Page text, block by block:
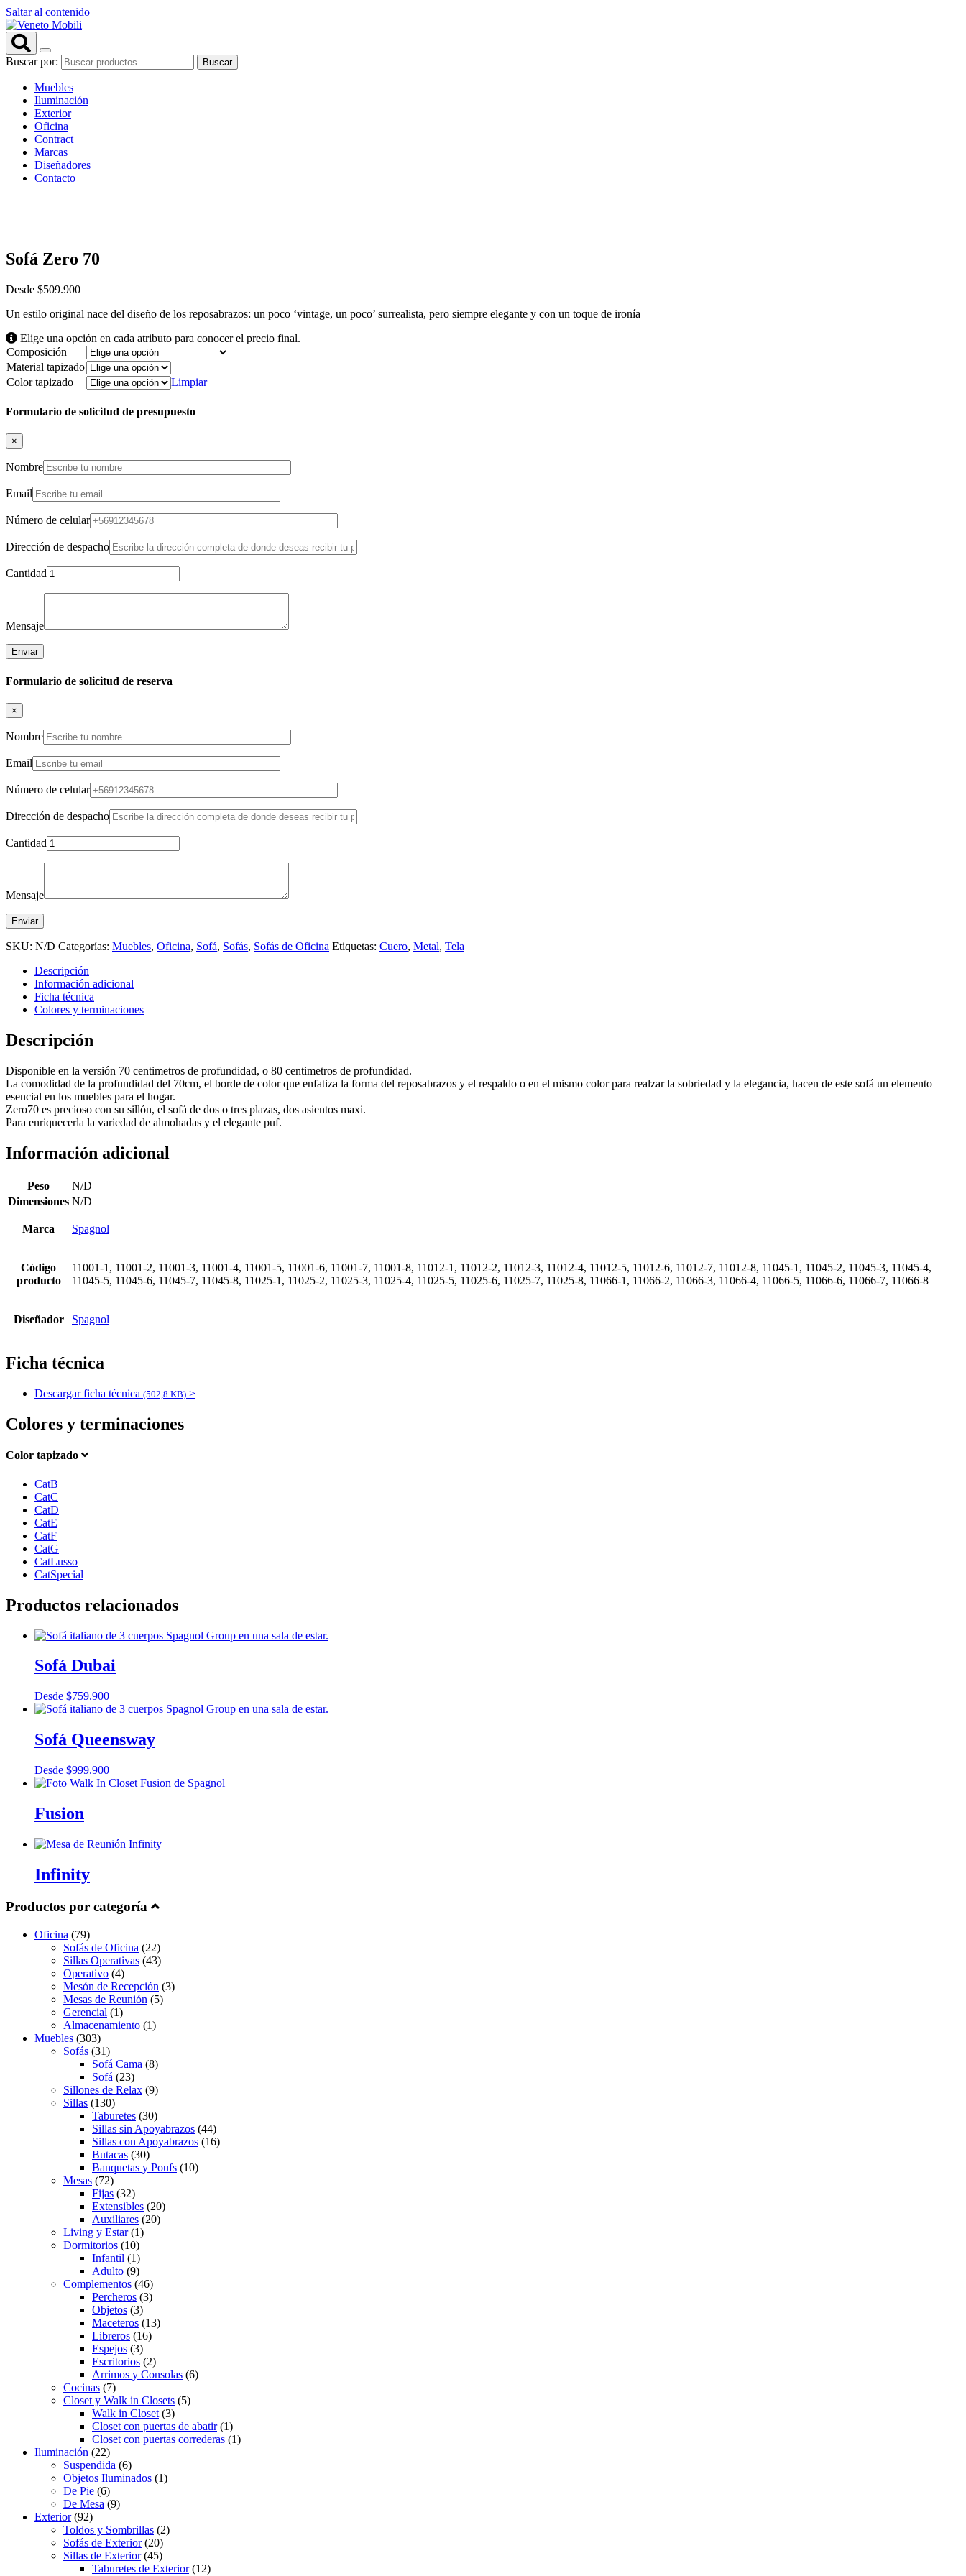
Saltar al contenido
Buscar por: Buscar
Muebles
Iluminación
Exterior
Oficina
Contract
Marcas
Diseñadores
Contacto
Sofá Zero 70
Desde $509.900
Un estilo original nace del diseño de los reposabrazos: un poco ‘vintage, un poco’ surrealista, pero siempre elegante y con un toque de ironía
Elige una opción en cada atributo para conocer el precio final.
Composición
Material tapizado
Color tapizado
Limpiar
Formulario de solicitud de presupuesto
×
Nombre
Email
Número de celular
Dirección de despacho
Cantidad
Mensaje
Formulario de solicitud de reserva
×
Nombre
Email
Número de celular
Dirección de despacho
Cantidad
Mensaje
SKU: N/D Categorías: Muebles, Oficina, Sofá, Sofás, Sofás de Oficina Etiquetas: Cuero, Metal, Tela
Descripción
Información adicional
Ficha técnica
Colores y terminaciones
Descripción
Disponible en la versión 70 centimetros de profundidad, o 80 centimetros de profundidad.
La comodidad de la profundidad del 70cm, el borde de color que enfatiza la forma del reposabrazos y el respaldo o en el mismo color para realzar la sobriedad y la elegancia, hacen de este sofá un elemento
esencial en los muebles para el hogar.
Zero70 es precioso con su sillón, el sofá de dos o tres plazas, dos asientos maxi.
Para enriquecerla la variedad de almohadas y el elegante puf.
Información adicional
Peso
N/D
Dimensiones N/D
Marca Spagnol
Código
producto
11001-1, 11001-2, 11001-3, 11001-4, 11001-5, 11001-6, 11001-7, 11001-8, 11012-1, 11012-2, 11012-3, 11012-4, 11012-5, 11012-6, 11012-7, 11012-8, 11045-1, 11045-2, 11045-3, 11045-4,
11045-5, 11045-6, 11045-7, 11045-8, 11025-1, 11025-2, 11025-3, 11025-4, 11025-5, 11025-6, 11025-7, 11025-8, 11066-1, 11066-2, 11066-3, 11066-4, 11066-5, 11066-6, 11066-7, 11066-8
Diseñador Spagnol
Ficha técnica
Descargar ficha técnica (502,8 KB) >
Colores y terminaciones
Color tapizado
CatB
CatC
CatD
CatE
CatF
CatG
CatLusso
CatSpecial
Productos relacionados
Sofá Dubai
Desde $759.900
Sofá Queensway
Desde $999.900
Fusion
Infinity
Productos por categoría
Oficina (79)
Sofás de Oficina (22)
Sillas Operativas (43)
Operativo (4)
Mesón de Recepción (3)
Mesas de Reunión (5)
Gerencial (1)
Almacenamiento (1)
Muebles (303)
Sofás (31)
Sofá Cama (8)
Sofá (23)
Sillones de Relax (9)
Sillas (130)
Taburetes (30)
Sillas sin Apoyabrazos (44)
Sillas con Apoyabrazos (16)
Butacas (30)
Banquetas y Poufs (10)
Mesas (72)
Fijas (32)
Extensibles (20)
Auxiliares (20)
Living y Estar(1)
Dormitorios (10)
Infantil (1)
Adulto (9)
Complementos (46)
Percheros (3)
Objetos (3)
Maceteros (13)
Libreros (16)
Espejos (3)
Escritorios (2)
Arrimos y Consolas (6)
Cocinas (7)
Closet y Walk in Closets (5)
Walk in Closet (3)
Closet con puertas de abatir(1)
Closet con puertas correderas (1)
Iluminación (22)
Suspendida (6)
Objetos Iluminados (1)
De Pie (6)
De Mesa (9)
Exterior(92)
Toldos y Sombrillas (2)
Sofás de Exterior(20)
Sillas de Exterior(45)
Taburetes de Exterior(12)